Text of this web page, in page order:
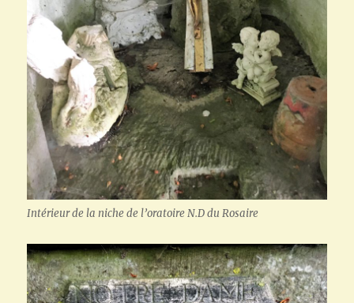
Intérieur de la niche de l’oratoire N.D du Rosaire